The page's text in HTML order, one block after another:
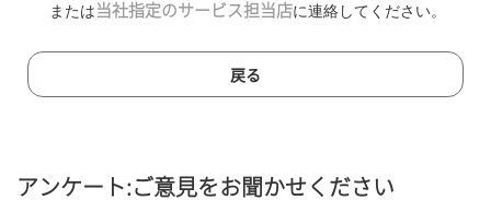
または 当社指定のサービス担当店に連絡してください。
戻る
アンケート:ご意見をお聞かせください